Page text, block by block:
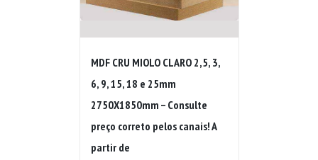
MDF CRU MIOLO CLARO 2,5, 3,
6, 9, 15, 18 e 25mm
2750X1850mm – Consulte
preço correto pelos canais! A
partir de